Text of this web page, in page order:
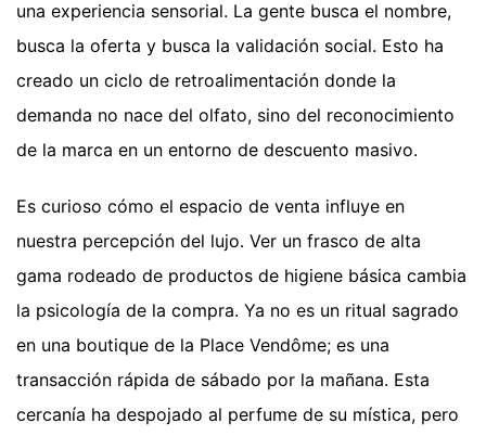
una experiencia sensorial. La gente busca el nombre,
busca la oferta y busca la validación social. Esto ha
creado un ciclo de retroalimentación donde la
demanda no nace del olfato, sino del reconocimiento
de la marca en un entorno de descuento masivo.
Es curioso cómo el espacio de venta influye en
nuestra percepción del lujo. Ver un frasco de alta
gama rodeado de productos de higiene básica cambia
la psicología de la compra. Ya no es un ritual sagrado
en una boutique de la Place Vendôme; es una
transacción rápida de sábado por la mañana. Esta
cercanía ha despojado al perfume de su mística, pero